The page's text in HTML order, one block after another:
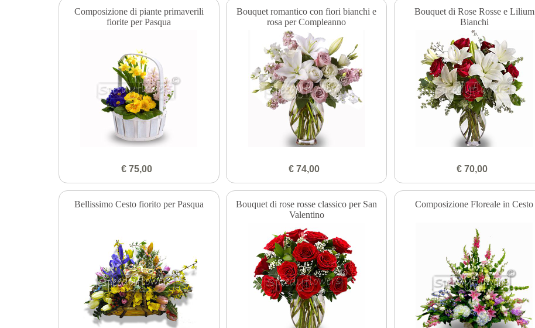
Composizione di piante primaverili
fiorite per Pasqua
€ 75,00
Bouquet romantico con fiori bianchi e
rosa per Compleanno
€ 74,00
Bouquet di Rose Rosse e Lilium
Bianchi
€ 70,00
Bellissimo Cesto fiorito per Pasqua
Bouquet di rose rosse classico per San
Valentino
Composizione Floreale in Cesto